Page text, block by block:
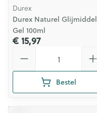
Durex
Durex Naturel Glijmiddel
Gel 100ml
€ 15,97
Bestel